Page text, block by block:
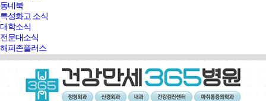
동네북
특성화고 소식
대학소식
전문대소식
해피존플러스